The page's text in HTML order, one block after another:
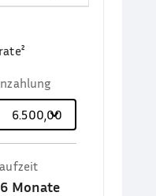
6.500,00 €
Monate